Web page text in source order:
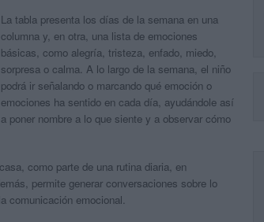
La tabla presenta los días de la semana en una
columna y, en otra, una lista de emociones
básicas, como alegría, tristeza, enfado, miedo,
sorpresa o calma. A lo largo de la semana, el niño
podrá ir señalando o marcando qué emoción o
emociones ha sentido en cada día, ayudándole así
a poner nombre a lo que siente y a observar cómo
como parte de una rutina diaria, en
permite generar conversaciones sobre lo
comunicación emocional.